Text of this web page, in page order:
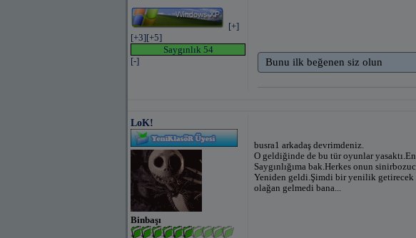
[+]
[+3][+5]
Saygınlık 54
[-]
Bunu ilk beğenen siz olun
LoK!
Binbaşı
busra1 arkadaş devrimdeniz.
O geldiğinde de bu tür oyunlar
Saygınlığıma bak.Herkes onun
Yeniden geldi.Şimdi bir yenilik getirecek
olağan gelmedi bana...